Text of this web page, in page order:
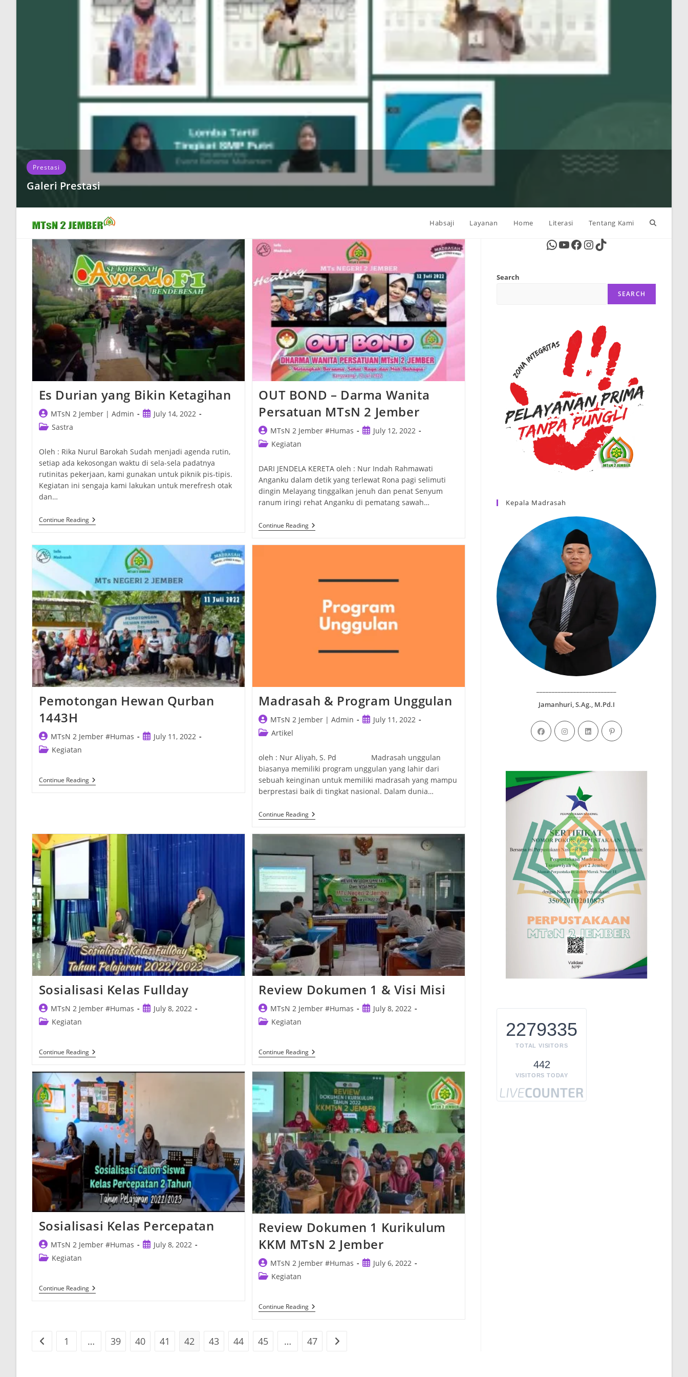
Prestasi
Galeri Prestasi
READ MORE Habsaji Layanan Home Literasi Tentang Kami Toggle
search
Es Durian yang Bikin Ketagihan
Post
author:
MTsN 2 Jember | Admin
PostJuly 14, 2022
PostSastra
Oleh : Rika Nurul Barokah Sudah menjadi agenda rutin,
setiap ada kekosongan waktu di sela-sela padatnya
rutinitas pekerjaan, kami gunakan untuk piknik pis-tipis.
Kegiatan ini sengaja kami lakukan untuk merefresh otak
dan…
Continue ReadingEs
Durian
Bikin
OUT BOND – Darma Wanita
Persatuan MTsN 2 Jember
Post
author:
MTsN 2 Jember #Humas
PostJuly 12, 2022
PostKegiatan
DARI JENDELA KERETA oleh : Nur Indah Rahmawati
Anganku dalam detik yang terlewat Rona pagi selimuti
dingin Melayang tinggalkan jenuh dan penat Senyum
ranum iringi rehat Anganku di pematang sawah…
Continue ReadingOUT
BOND
Pemotongan Hewan Qurban
1443H
Post
author:
MTsN 2 Jember #Humas
PostJuly 11, 2022
PostKegiatan
Continue ReadingPemotongan
Hewan
Madrasah & Program Unggulan
Post
author:
MTsN 2 Jember | Admin
PostJuly 11, 2022
PostArtikel
oleh : Nur Aliyah, S. Pd Madrasah unggulan
biasanya memiliki program unggulan yang lahir dari
sebuah keinginan untuk memiliki madrasah yang mampu
berprestasi baik di tingkat nasional. Dalam dunia…
Continue ReadingMadrasah
&
Unggulan
Sosialisasi Kelas Fullday
Post
author:
MTsN 2 Jember #Humas
PostJuly 8, 2022
PostKegiatan
Continue ReadingSosialisasi
Kelas
Review Dokumen 1 & Visi Misi
Post
author:
MTsN 2 Jember #Humas
PostJuly 8, 2022
PostKegiatan
Continue ReadingReview
Dokumen
&
Misi
Sosialisasi Kelas Percepatan
Post
author:
MTsN 2 Jember #Humas
PostJuly 8, 2022
PostKegiatan
Continue ReadingSosialisasi
Kelas
Review Dokumen 1 Kurikulum
KKM MTsN 2 Jember
Post
author:
MTsN 2 Jember #Humas
PostJuly 6, 2022
PostKegiatan
Continue ReadingReview
Dokumen
KKM
MTsN
Go to the previous page
1 … 39 40 41 42 43 44 45 … 47 Go to the next page
WhatsApp
YouTube
Facebook
Instagram
TikTok
Search
SEARCH
Kepala Madrasah
Jamanhuri, S.Ag., M.Pd.I
2279335
TOTAL VISITORS
442
VISITORS TODAY